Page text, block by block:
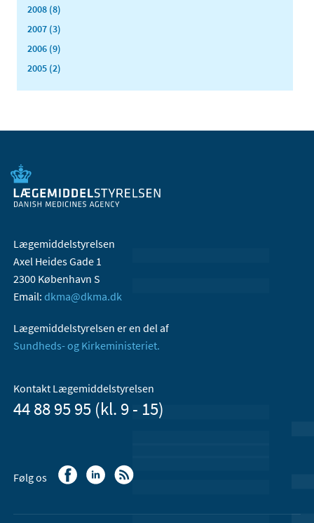
2008 (8)
2007 (3)
2006 (9)
2005 (2)
Lægemiddelstyrelsen
Axel Heides Gade 1
2300 København S
Email: dkma@dkma.dk
Lægemiddelstyrelsen er en del af
Sundheds- og Kirkeministeriet.
Kontakt Lægemiddelstyrelsen
44 88 95 95 (kl. 9 - 15)
Følg os